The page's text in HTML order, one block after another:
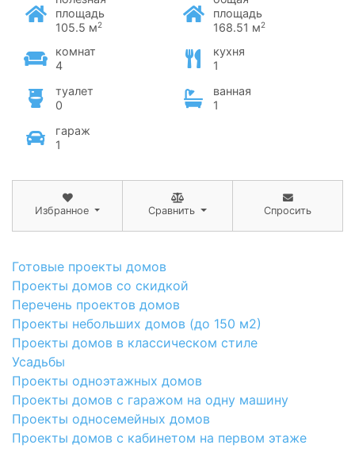
площадь
105.5 м2
площадь
168.51 м2
комнат
4
кухня
1
туалет
0
ванная
1
гараж
1
Избранное Сравнить Спросить
Готовые проекты домов
Проекты домов со скидкой
Перечень проектов домов
Проекты небольших домов (до 150 м2)
Проекты домов в классическом стиле
Усадьбы
Проекты одноэтажных домов
Проекты домов с гаражом на одну машину
Проекты односемейных домов
Проекты домов с кабинетом на первом этаже